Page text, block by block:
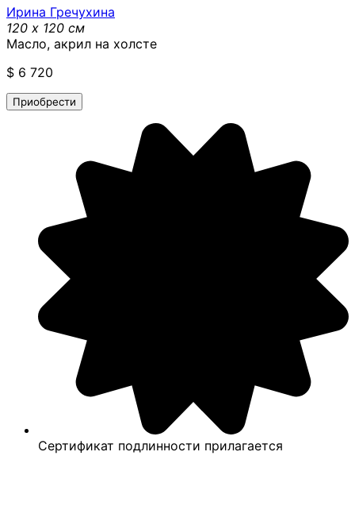
Ирина Гречухина
120 x 120 см
Масло, акрил на холсте
$ 6 720
Приобрести
Сертификат подлинности прилагается